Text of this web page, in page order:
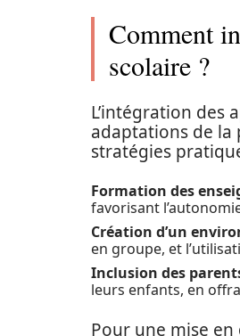
Comment
scolaire ?
L’intégration des
adaptations de la
stratégies
Formation des
favorisant
Création d’un
en groupe, et
Inclusion des
leurs enfants, en
Pour une mise